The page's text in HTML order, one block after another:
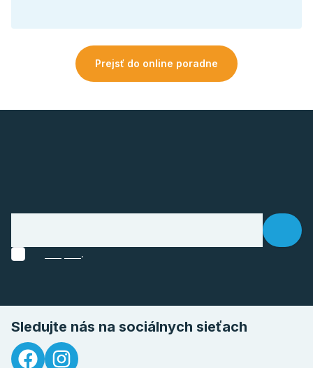
Prejsť do online poradne
.
Sledujte nás na sociálnych sieťach